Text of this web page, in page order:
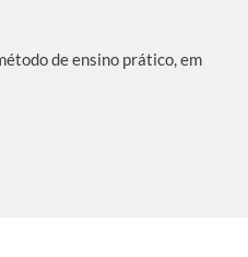
de ensino prático, em